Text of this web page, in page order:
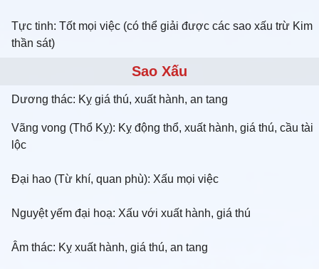
Tực tinh: Tốt mọi việc (có thể giải được các sao xấu trừ Kim
thần sát)
Sao Xấu
Dương thác: Kỵ giá thú, xuất hành, an tang
Vãng vong (Thổ Kỵ): Kỵ động thổ, xuất hành, giá thú, cầu tài
lộc
Đại hao (Từ khí, quan phù): Xấu mọi việc
Nguyệt yếm đại hoạ: Xấu với xuất hành, giá thú
Âm thác: Kỵ xuất hành, giá thú, an tang